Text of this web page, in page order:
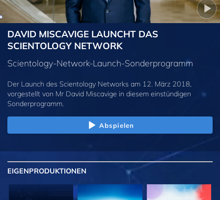
DAVID MISCAVIGE LAUNCHT DAS
SCIENTOLOGY NETWORK
Scientology-Network-Launch-Sonderprogramm
Der Launch des Scientology Networks am 12. März 2018,
vorgestellt von Mr David Miscavige in diesem einstündigen
Sonderprogramm.
Abspielen
EIGENPRODUKTIONEN